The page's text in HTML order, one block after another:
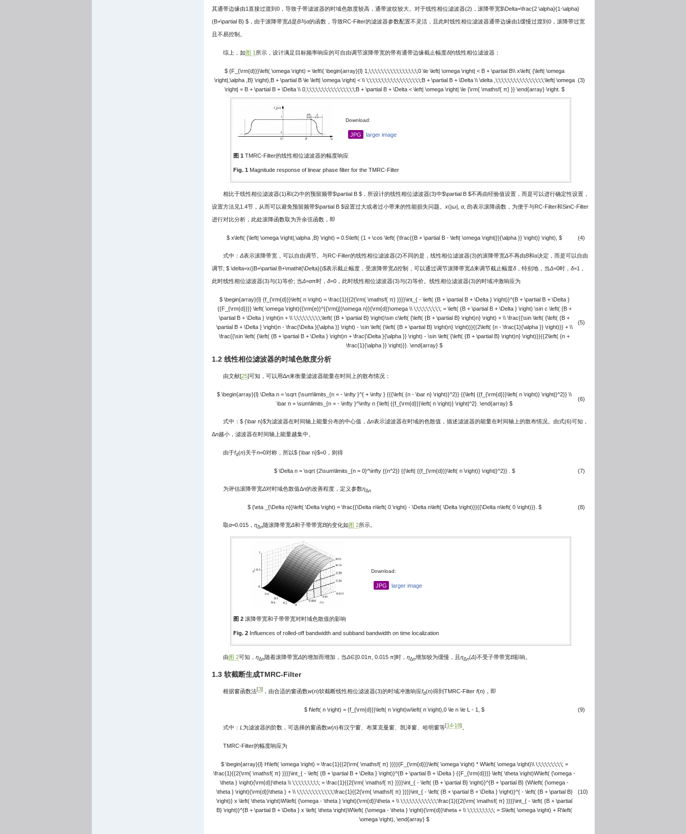
其通带边缘由1直接过渡到0，导致子带滤波器的时域色散度较高，通带波纹较大。对于线性相位滤波器(2)，滚降带宽$\Delta=\frac{2 \alpha}{1-\alpha}
(B+\partial B) $，由于滚降带宽Δ是B与α的函数，导致RC-Filter的滤波器参数配置不灵活，且此时线性相位滤波器通带边缘由1缓慢过渡到0，滚降带过宽
且不易控制。
综上，如 图 1 所示，设计满足目标频率响应的可自由调节滚降带宽的带有通带边缘截止幅度δ的线性相位滤波器：
$ {F_{\rm{d}}}\left( \omega \right) = \left\{ \begin{array}{l} 1,\;\;\;\;\;\;\;\;\;\;\;\;\;\;\;\;0 \le \left| \omega \right| < B + \partial B\\ x\left( {\left| \omega
\right|,\alpha ,B} \right),B + \partial B \le \left| \omega \right| < \\ \;\;\;\;\;\;\;\;\;\;\;\;\;\;\;\;\;\;B + \partial B + \Delta \\ \delta ,\;\;\;\;\;\;\;\;\;\;\;\;\;\;\;\;\left| \omega
\right| = B + \partial B + \Delta \\ 0,\;\;\;\;\;\;\;\;\;\;\;\;\;\;\;\;B + \partial B + \Delta < \left| \omega \right| \le {\rm{ \mathsf{ π} }} \end{array} \right. $
(3)
Download:
JPG larger image
图 1 TMRC-Filter的线性相位滤波器的幅度响应
Fig. 1 Magnitude response of linear phase filter for the TMRC-Filter
相比于线性相位滤波器(1)和(2)中的预留频带$\partial B $，所设计的线性相位滤波器(3)中$\partial B $不再由经验值设置，而是可以进行确定性设置，
设置方法见1.4节，从而可以避免预留频带$\partial B $设置过大或者过小带来的性能损失问题。 x(|ω|, α, B)表示滚降函数，为便于与RC-Filter和SinC-Filter
进行对比分析，此处滚降函数取为升余弦函数，即
$ x\left( {\left| \omega \right|,\alpha ,B} \right) = 0.5\left( {1 + \cos \left( {\frac{{B + \partial B - \left| \omega \right|}}{\alpha }} \right)} \right), $ (4)
式中： Δ表示滚降带宽，可以自由调节。与RC-Filter的线性相位滤波器(2)不同的是，线性相位滤波器(3)的滚降带宽Δ不再由B和α决定，而是可以自由
调节; $ \delta=x(|B+\partial B+\mathit{\Delta}|)$表示截止幅度，受滚降带宽Δ控制，可以通过调节滚降带宽Δ来调节截止幅度δ，特别地，当Δ=0时， δ=1，
此时线性相位滤波器(3)与(1)等价; 当Δ=απ时， δ=0，此时线性相位滤波器(3)与(2)等价。线性相位滤波器(3)的时域冲激响应为
$ \begin{array}{l} {f_{\rm{d}}}\left( n \right) = \frac{1}{{2{\rm{ \mathsf{ π} }}}}\int_{ - \left( {B + \partial B + \Delta } \right)}^{B + \partial B + \Delta }
{{F_{\rm{d}}}} \left( \omega \right){{\rm{e}}^{{\rm{j}}\omega n}}{\rm{d}}\omega \\ \;\;\;\;\;\;\;\;\; = \left( {B + \partial B + \Delta } \right) \sin c \left( {B +
\partial B + \Delta } \right)n + \\ \;\;\;\;\;\;\;\;\;\left( {B + \partial B} \right)\sin c\left( {\left( {B + \partial B} \right)n} \right) + \\ \frac{{\sin \left( {\left( {B +
\partial B + \Delta } \right)n - \frac{\Delta }{\alpha }} \right) - \sin \left( {\left( {B + \partial B} \right)n} \right)}}{{2\left( {n - \frac{1}{\alpha }} \right)}} + \\
\frac{{\sin \left( {\left( {B + \partial B + \Delta } \right)n + \frac{\Delta }{\alpha }} \right) - \sin \left( {\left( {B + \partial B} \right)n} \right)}}{{2\left( {n +
\frac{1}{\alpha }} \right)}}. \end{array} $
(5)
1.2 线性相位滤波器的时域色散度分析
由文献[25]可知，可以用Δn来衡量滤波器能量在时间上的散布情况：
$ \begin{array}{l} \Delta n = \sqrt {\sum\limits_{n = - \infty }^{ + \infty } {{{\left( {n - \bar n} \right)}^2}} {{\left| {{f_{\rm{d}}}\left( n \right)} \right|}^2}} \\
\bar n = \sum\limits_{n = - \infty }^\infty n {\left| {{f_{\rm{d}}}\left( n \right)} \right|^2}. \end{array} $
(6)
式中： $ {\bar n}$为滤波器在时间轴上能量分布的中心值，Δn表示滤波器在时域的色散值，描述滤波器的能量在时间轴上的散布情况。由式(6)可知，
Δn越小，滤波器在时间轴上能量越集中。
由于fd(n)关于n=0对称，所以$ {\bar n}$=0，则得
$ \Delta n = \sqrt {2\sum\limits_{n = 0}^\infty {{n^2}} {{\left| {{f_{\rm{d}}}\left( n \right)} \right|}^2}} . $ (7)
为评估滚降带宽Δ对时域色散值Δn的改善程度，定义参数ηΔn
$ {\eta _{\Delta n}}\left( \Delta \right) = \frac{{\Delta n\left( 0 \right) - \Delta n\left( \Delta \right)}}{{\Delta n\left( 0 \right)}}. $ (8)
取α=0.015， ηΔn随滚降带宽Δ和子带带宽B的变化如 图 2所示。
Download:
JPG larger image
图 2滚降带宽和子带带宽对时域色散值的影响
Fig. 2Influences of rolled-off bandwidth and subband bandwidth on time localization
由 图 2可知， ηΔn随着滚降带宽Δ的增加而增加，当Δ∈[0.01π, 0.015 π]时， ηΔn增加较为缓慢，且 ηΔn(Δ)不受子带带宽B影响。
1.3 软截断生成TMRC-Filter
根据窗函数法 3] ，由合适的窗函数w(n)软截断线性相位滤波器(3)的时域冲激响应fd(n)得到TMRC-Filter f(n)，即
$ f\left( n \right) = {f_{\rm{d}}}\left( n \right)w\left( n \right),0 \le n \le L - 1, $ (9)
式中： L 为滤波器的阶数，可选择的窗函数w(n)有汉宁窗、布莱克曼窗、凯泽窗、哈明窗等[ 14-18]
TMRC-Filter的幅度响应为
$ \begin{array}{l} H\left( \omega \right) = \frac{1}{{2{\rm{ \mathsf{ π} }}}}{F_{\rm{d}}}\left( \omega \right) * W\left( \omega \right)\\ \;\;\;\;\;\;\;\;\; =
\frac{1}{{2{\rm{ \mathsf{ π} }}}}\int_{ - \left( {B + \partial B + \Delta } \right)}^{B + \partial B + \Delta } {{F_{\rm{d}}}} \left( \theta \right)W\left( {\omega -
\theta } \right){\rm{d}}\theta \\ \;\;\;\;\;\;\;\;\; = \frac{1}{{2{\rm{ \mathsf{ π} }}}}\int_{ - \left( {B + \partial B} \right)}^{B + \partial B} {W\left( {\omega -
\theta } \right){\rm{d}}\theta } + \\ \;\;\;\;\;\;\;\;\;\;\;\;\frac{1}{{2{\rm{ \mathsf{ π} }}}}\int_{ - \left( {B + \partial B + \Delta } \right)}^{ - \left( {B + \partial B}
\right)} x \left( \theta \right)W\left( {\omega - \theta } \right){\rm{d}}\theta + \\ \;\;\;\;\;\;\;\;\;\;\;\;\frac{1}{{2{\rm{ \mathsf{ π} }}}}\int_{ - \left( {B + \partial
B} \right)}^{B + \partial B + \Delta } x \left( \theta \right)W\left( {\omega - \theta } \right){\rm{d}}\theta + \\ \;\;\;\;\;\;\;\;\; = S\left( \omega \right) + R\left(
\omega \right), \end{array} $
(10)